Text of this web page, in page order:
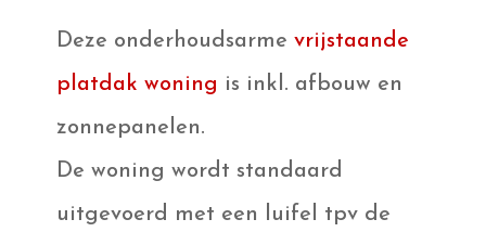
Deze onderhoudsarme vrijstaande
platdak woning is inkl. afbouw en
zonnepanelen.
De woning wordt standaard
uitgevoerd met een luifel tpv de